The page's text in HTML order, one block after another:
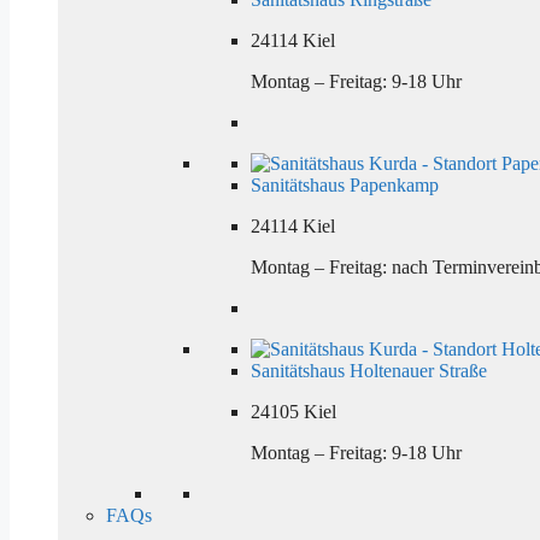
24114 Kiel
Montag – Freitag: 9-18 Uhr
Sanitätshaus Papenkamp
24114 Kiel
Montag – Freitag: nach
Sanitätshaus Holtenauer Straße
24105 Kiel
Montag – Freitag: 9-18 Uhr
FAQs